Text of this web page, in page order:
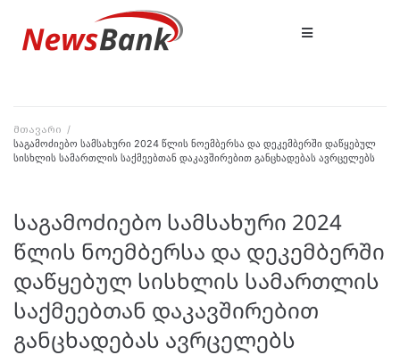
მთავარი /
საგამოძიებო სამსახური 2024 წლის ნოემბერსა და დეკემბერში დაწყებულ
სისხლის სამართლის საქმეებთან დაკავშირებით განცხადებას ავრცელებს
საგამოძიებო სამსახური 2024
წლის ნოემბერსა და დეკემბერში
დაწყებულ სისხლის სამართლის
საქმეებთან დაკავშირებით
განცხადებას ავრცელებს